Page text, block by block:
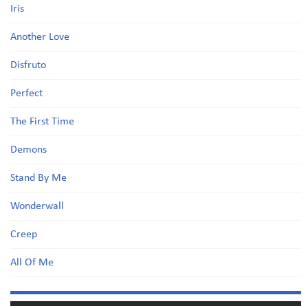
Iris
Another Love
Disfruto
Perfect
The First Time
Demons
Stand By Me
Wonderwall
Creep
All Of Me